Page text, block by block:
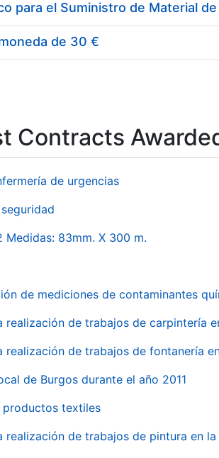
de 30 €
Contracts
de urgencias
Medidas: 83mm. X 300 m.
de mediciones de contaminantes
de trabajos de carpintería
de trabajos de fontanería
de Burgos durante el año 2011
productos textiles
de trabajos de pintura en